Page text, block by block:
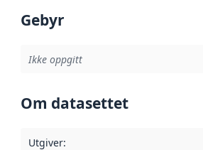
Gebyr
Ikke oppgitt
Om datasettet
Utgiver: